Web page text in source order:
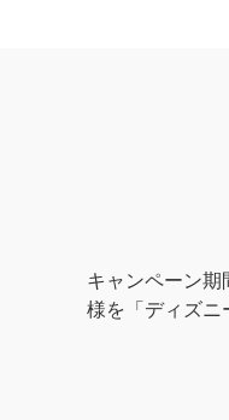
キャンペーン
様を「ディズニ